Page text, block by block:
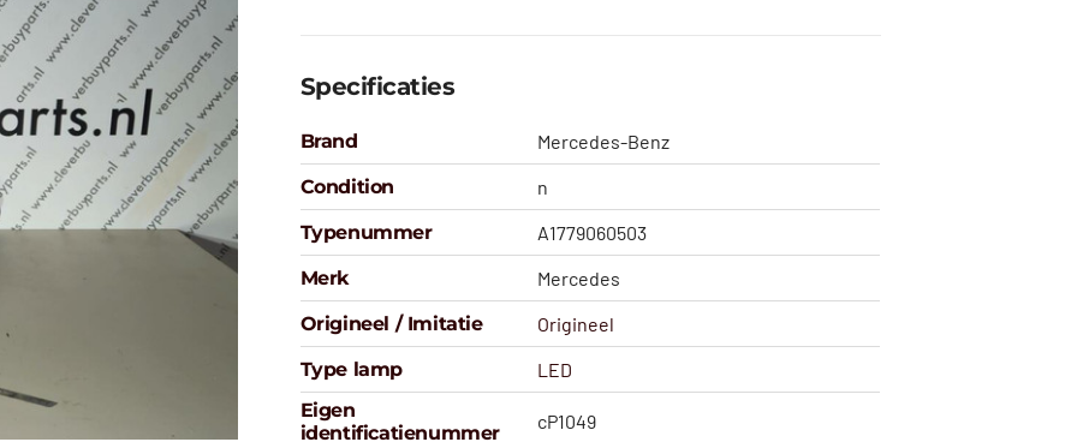
Specificaties
Brand
Mercedes-Benz
Condition
n
Typenummer
A1779060503
Merk
Mercedes
Origineel / Imitatie
Origineel
Type lamp
LED
Eigen
identificatienummer
cP1049